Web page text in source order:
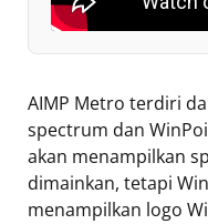
AIMP Metro terdiri
spectrum dan
akan menampilkan
dimainkan, tetapi
menampilkan logo